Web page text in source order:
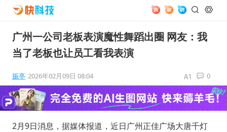
广州一公司老板表演魔性舞蹈出圈 网友：我
当了老板也让员工看我表演
振亭 2026年02月09日 08:04 0
2月9日消息，据媒体报道，近日广州正佳广场大唐千灯